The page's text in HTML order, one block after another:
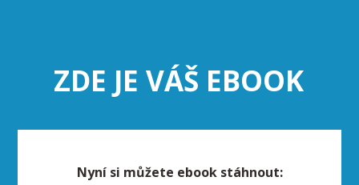
ZDE JE VÁŠ EBOOK
Nyní si můžete ebook stáhnout: